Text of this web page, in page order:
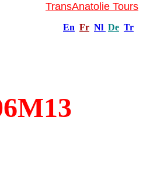
TransAnatolie Tours
En Fr Nl De Tr